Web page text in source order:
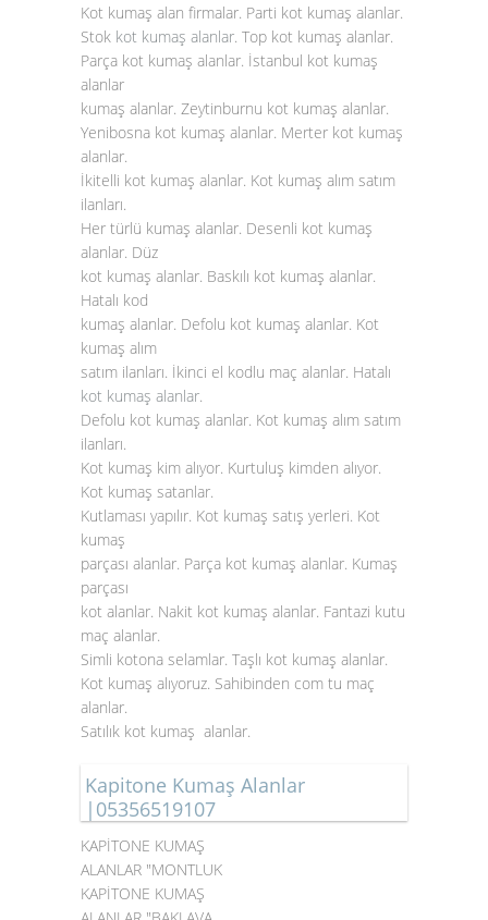
Kot kumaş alan firmalar. Parti kot kumaş alanlar.
Stok kot kumaş alanlar. Top kot kumaş alanlar.
Parça kot kumaş alanlar. İstanbul kot kumaş
alanlar
kumaş alanlar. Zeytinburnu kot kumaş alanlar.
Yenibosna kot kumaş alanlar. Merter kot kumaş
alanlar.
İkitelli kot kumaş alanlar. Kot kumaş alım satım
ilanları.
Her türlü kumaş alanlar. Desenli kot kumaş
alanlar. Düz
kot kumaş alanlar. Baskılı kot kumaş alanlar.
Hatalı kod
kumaş alanlar. Defolu kot kumaş alanlar. Kot
kumaş alım
satım ilanları. İkinci el kodlu maç alanlar. Hatalı
kot kumaş alanlar.
Defolu kot kumaş alanlar. Kot kumaş alım satım
ilanları.
Kot kumaş kim alıyor. Kurtuluş kimden alıyor.
Kot kumaş satanlar.
Kutlaması yapılır. Kot kumaş satış yerleri. Kot
kumaş
parçası alanlar. Parça kot kumaş alanlar. Kumaş
parçası
kot alanlar. Nakit kot kumaş alanlar. Fantazi kutu
maç alanlar.
Simli kotona selamlar. Taşlı kot kumaş alanlar.
Kot kumaş alıyoruz. Sahibinden com tu maç
alanlar.
Satılık kot kumaş alanlar.
Kapitone Kumaş Alanlar
|05356519107
KAPİTONE KUMAŞ
ALANLAR "MONTLUK
KAPİTONE KUMAŞ